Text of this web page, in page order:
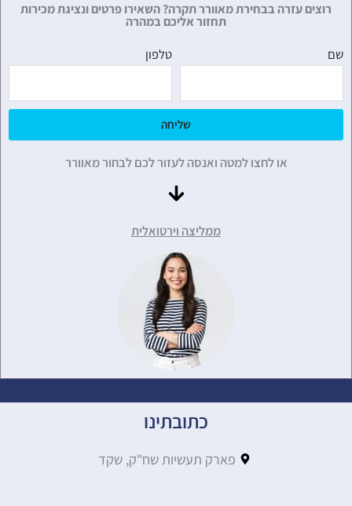
רוצים עזרה בבחירת מאוורר תקרה? השאירו פרטים ונציגת מכירות
תחזור אליכם במהרה
שם טלפון
שליחה
או לחצו למטה ואנסה לעזור לכם לבחור מאוורר
ממליצה וירטואלית
כתובתינו
פארק תעשיות שח"ק, שקד